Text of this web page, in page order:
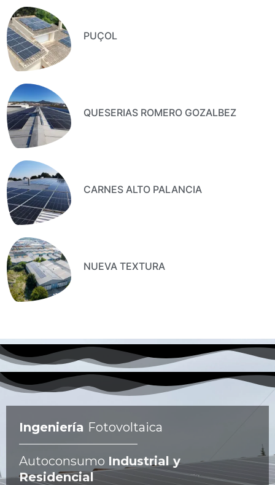
PUÇOL
QUESERIAS ROMERO GOZALBEZ
CARNES ALTO PALANCIA
NUEVA TEXTURA
Ingeniería Fotovoltaica
Autoconsumo Industrial y
Residencial